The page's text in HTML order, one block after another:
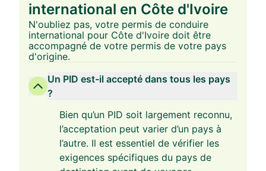
international en Côte d'Ivoire
N'oubliez pas, votre permis de conduire
international pour Côte d'Ivoire doit être
accompagné de votre permis de votre pays
d'origine.
Un PID est-il accepté dans tous les pays
?
Bien qu’un PID soit largement reconnu,
l’acceptation peut varier d’un pays à
l’autre. Il est essentiel de vérifier les
exigences spécifiques du pays de